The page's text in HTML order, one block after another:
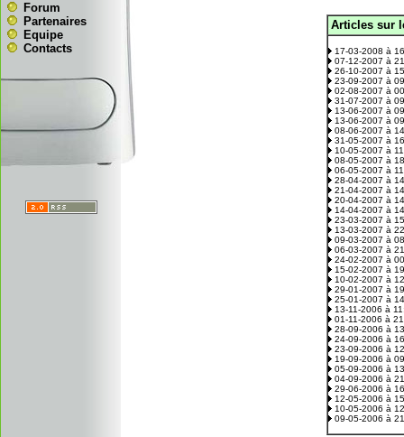
Forum
Partenaires
Equipe
Contacts
Articles sur
17-03-2008 à
07-12-2007 à
26-10-2007 à
23-09-2007 à
02-08-2007 à
31-07-2007 à
13-06-2007 à
13-06-2007 à
08-06-2007 à
31-05-2007 à
10-05-2007 à
08-05-2007 à
06-05-2007 à
28-04-2007 à
21-04-2007 à
20-04-2007 à
14-04-2007 à
23-03-2007 à
13-03-2007 à
09-03-2007 à
06-03-2007 à
24-02-2007 à
15-02-2007 à
10-02-2007 à
29-01-2007 à
25-01-2007 à
13-11-2006 à
01-11-2006 à
28-09-2006 à
24-09-2006 à
23-09-2006 à
19-09-2006 à
05-09-2006 à
04-09-2006 à
29-06-2006 à
12-05-2006 à
10-05-2006 à
09-05-2006 à